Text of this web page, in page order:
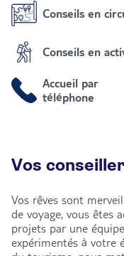
Conseils en
Conseils en
Accueil par
téléphone
Vos
Vos rêves sont
de voyage, vous êtes
projets par une
expérimentés à votre